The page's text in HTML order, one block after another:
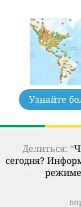
Узнайте
Делиться: “
сегодня?
режиме